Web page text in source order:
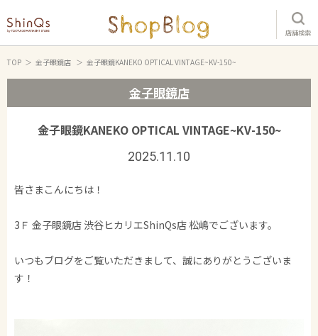
店舗検索
TOP 金子眼鏡店 金子眼鏡KANEKO OPTICAL VINTAGE~KV-150~
金子眼鏡店
金子眼鏡KANEKO OPTICAL VINTAGE~KV-150~
2025.11.10
皆さまこんにちは！
3Ｆ 金子眼鏡店 渋谷ヒカリエShinQs店 松嶋でございます。
いつもブログをご覧いただきまして、誠にありがとうございま
す！